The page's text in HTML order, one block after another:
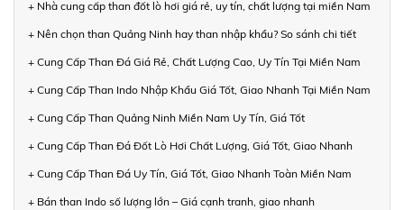
+ Nhà cung cấp than đốt lò hơi giá rẻ, uy tín, chất lượng tại miền Nam
+ Nên chọn than Quảng Ninh hay than nhập khẩu? So sánh chi tiết
+ Cung Cấp Than Đá Giá Rẻ, Chất Lượng Cao, Uy Tín Tại Miền Nam
+ Cung Cấp Than Indo Nhập Khẩu Giá Tốt, Giao Nhanh Tại Miền Nam
+ Cung Cấp Than Quảng Ninh Miền Nam Uy Tín, Giá Tốt
+ Cung Cấp Than Đá Đốt Lò Hơi Chất Lượng, Giá Tốt, Giao Nhanh
+ Cung Cấp Than Đá Uy Tín, Giá Tốt, Giao Nhanh Toàn Miền Nam
+ Bán than Indo số lượng lớn – Giá cạnh tranh, giao nhanh